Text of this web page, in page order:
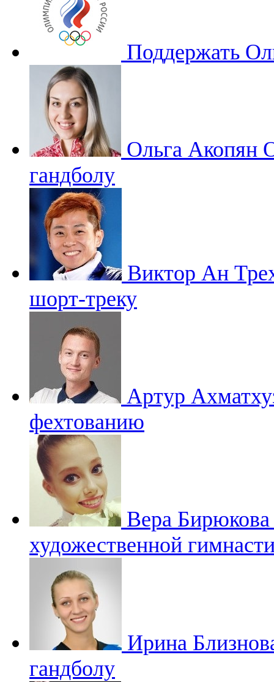
Поддержать
Ольга Акопян
гандболу
Виктор Ан
шорт-треку
Артур
фехтованию
Вера
художественной
Ирина
гандболу